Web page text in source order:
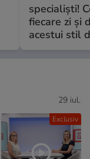
specialiști!
fiecare zi și
acestui stil
Exclusiv
29 iul.